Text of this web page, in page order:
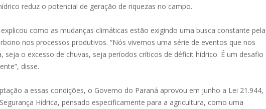
reduz o potencial de geração de riquezas no campo.
como as mudanças climáticas estão exigindo uma busca constante pela
nos processos produtivos. “Nós vivemos uma série de eventos que nos
seja o excesso de chuvas, seja períodos críticos de déficit hídrico. É um desafio
disse.
a essas condições, o Governo do Paraná aprovou em junho a Lei 21.944,
Hídrica, pensado especificamente para a agricultura, como uma